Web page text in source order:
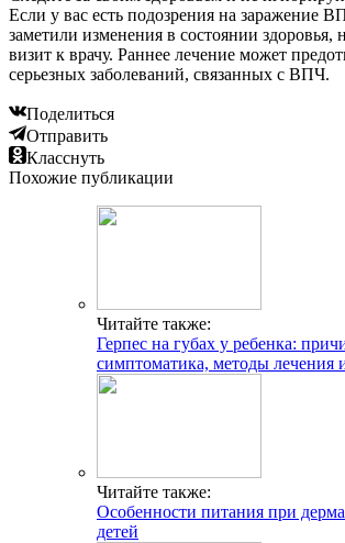
Если у вас есть подозрения на заражение
заметили изменения в состоянии здоровья,
визит к врачу. Раннее лечение может
серьезных заболеваний, связанных с ВПЧ.
Поделиться
Отправить
Класснуть
Похожие публикации
Читайте также:
Герпес на губах у ребенка:
симптоматика, методы лечения
Читайте также:
Особенности питания при
детей